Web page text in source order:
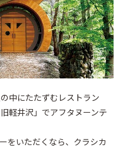
中にたたずむレストラン
軽井沢」でアフタヌーンテ
をいただくなら、クラシカ